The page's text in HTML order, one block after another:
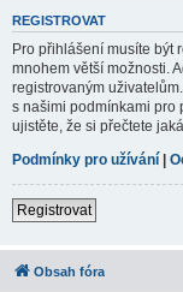
REGISTROVAT
Pro přihlášení musíte být
mnohem větší možnosti.
registrovaným
s našimi podmínkami pro
ujistěte, že si přečtete
Podmínky pro užívání |
Registrovat
Obsah fóra